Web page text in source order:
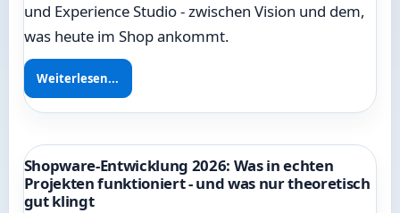
und Experience Studio - zwischen Vision und dem,
was heute im Shop ankommt.
Weiterlesen...
Shopware-Entwicklung 2026: Was in echten
Projekten funktioniert - und was nur theoretisch
gut klingt